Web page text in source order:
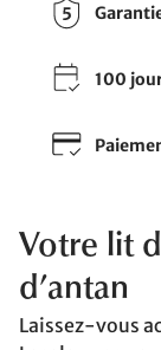
100
Votre lit
d’antan
Laissez-vous